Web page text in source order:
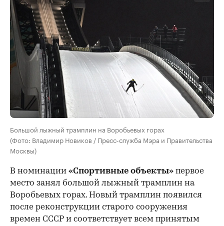
Большой лыжный трамплин на Воробьевых горах
(Фото: Владимир Новиков / Пресс-служба Мэра и Правительства
Москвы)
В номинации «Спортивные объекты» первое
место занял большой лыжный трамплин на
Воробьевых горах. Новый трамплин появился
после реконструкции старого сооружения
времен СССР и соответствует всем принятым